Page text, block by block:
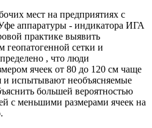
мест на предприятиях с
аппаратуры - индикатора ИГА
практике выявить
геопатогенной сетки и
, что люди
ячеек от 80 до 120 см чаще
и испытывают необъясняемые
большей вероятностью
с меньшими размерами ячеек на